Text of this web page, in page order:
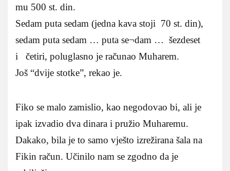
mu 500 st. din.
Sedam puta sedam (jedna kava stoji 70 st. din),
sedam puta sedam … puta se¬dam … šezdeset
i četiri, poluglasno je računao Muharem.
Još “dvije stotke”, rekao je.
Fiko se malo zamislio, kao negodovao bi, ali je
ipak izvadio dva dinara i pružio Muharemu.
Dakako, bila je to samo vješto izrežirana šala na
Fikin račun. Učinilo nam se zgodno da je